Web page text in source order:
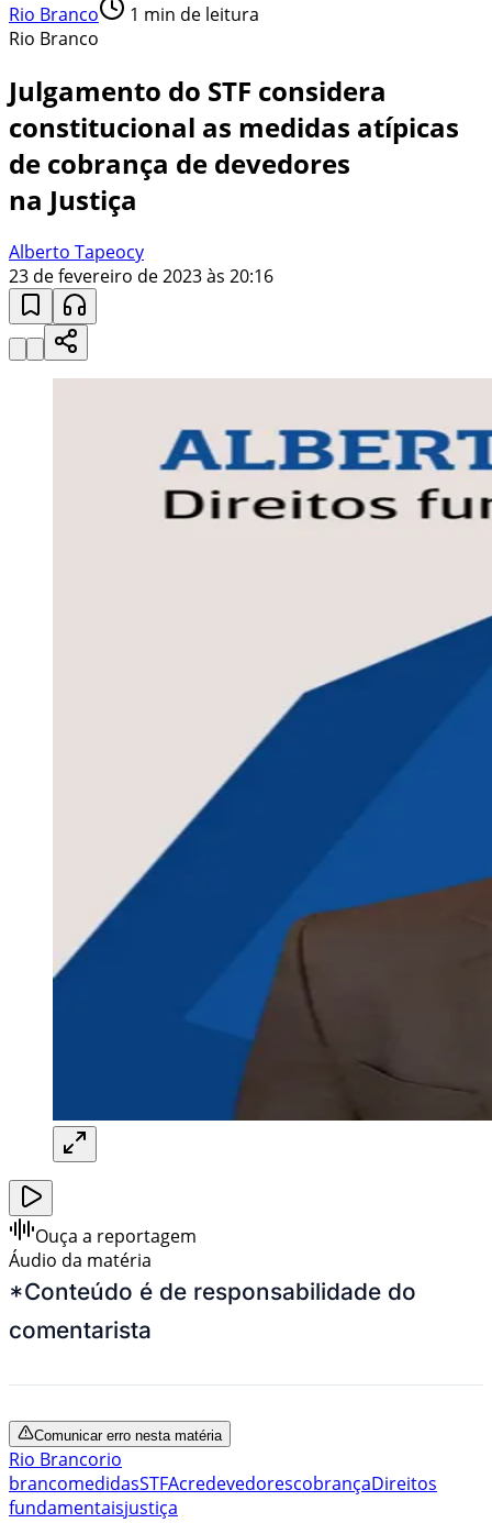
Rio Branco 1 min de leitura
Rio Branco
Julgamento do STF considera
constitucional as medidas atípicas
de cobrança de devedores
na Justiça
Alberto Tapeocy
23 de fevereiro de 2023 às 20:16
Ouça a reportagem
Áudio da matéria
*Conteúdo é de responsabilidade do
comentarista
Comunicar erro nesta matéria
Rio Brancorio
brancomedidasSTFAcredevedorescobrançaDireitos
fundamentaisjustiça